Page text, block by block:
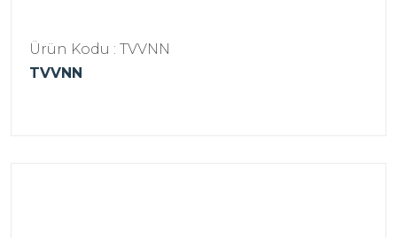
Ürün Kodu : TVVNN
TVVNN